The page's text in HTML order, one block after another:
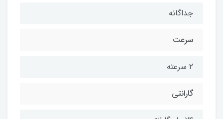
جداگانه
سرعت
۲ سرعته
گارانتی